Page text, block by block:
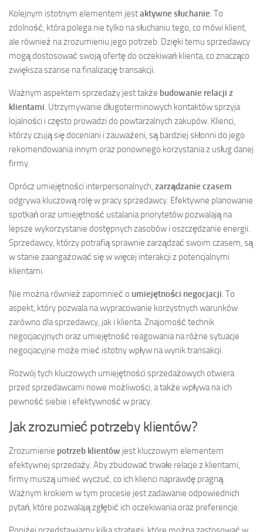
Kolejnym istotnym elementem jestaktywne słuchanie. To
zdolność, która polega nie tylko na słuchaniu tego, co mówi klient,
ale również na zrozumieniu jego potrzeb. Dzięki temu sprzedawcy
mogą dostosować swoją ofertę do oczekiwań klienta, co znacząco
zwiększa szanse na finalizację transakcji.
Ważnym aspektem sprzedaży jest także budowanie relacji z
klientami. Utrzymywanie długoterminowych kontaktów sprzyja
lojalności i często prowadzi do powtarzalnych zakupów. Klienci,
którzy czują się doceniani i zauważeni, są bardziej skłonni do jego
rekomendowania innym oraz ponownego korzystania z usług danej
firmy.
Oprócz umiejętności interpersonalnych, zarządzanie czasem
odgrywa kluczową rolę w pracy sprzedawcy. Efektywne planowanie
spotkań oraz umiejętność ustalania priorytetów pozwalają na
lepsze wykorzystanie dostępnych zasobów i oszczędzanie energii.
Sprzedawcy, którzy potrafią sprawnie zarządzać swoim czasem, są
w stanie zaangażować się w więcej interakcji z potencjalnymi
klientami.
Nie można również zapomnieć o umiejętności negocjacji. To
aspekt, który pozwala na wypracowanie korzystnych warunków
zarówno dla sprzedawcy, jak i klienta. Znajomość technik
negocjacyjnych oraz umiejętność reagowania na różne sytuacje
negocjacyjne może mieć istotny wpływ na wynik transakcji.
Rozwój tych kluczowych umiejętności sprzedażowych otwiera
przed sprzedawcami nowe możliwości, a także wpływa na ich
pewność siebie i efektywność w pracy.
Jak zrozumieć potrzeby klientów?
Zrozumienie potrzeb klientów jest kluczowym elementem
efektywnej sprzedaży. Aby zbudować trwałe relacje z klientami,
firmy muszą umieć wyczuć, co ich klienci naprawdę pragną.
Ważnym krokiem w tym procesie jest zadawanie odpowiednich
pytań, które pozwalają zgłębić ich oczekiwania oraz preferencje.